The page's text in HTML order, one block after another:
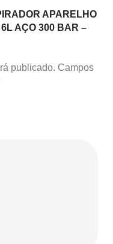
APARELHO
AÇO 300 BAR –
publicado. Campos